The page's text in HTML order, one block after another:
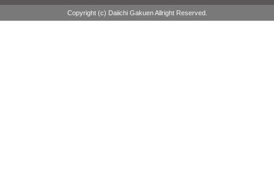
Copyright (c) Daiichi Gakuen Allright Reserved.